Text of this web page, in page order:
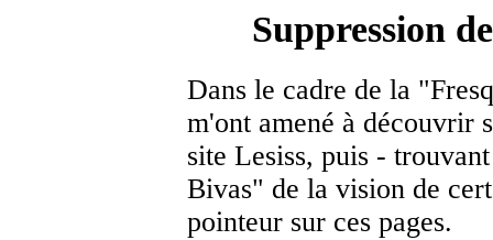
Suppression
Dans le cadre de la
m'ont amené à découvrir
site Lesiss, puis -
Bivas" de la vision de
pointeur sur ces pages.